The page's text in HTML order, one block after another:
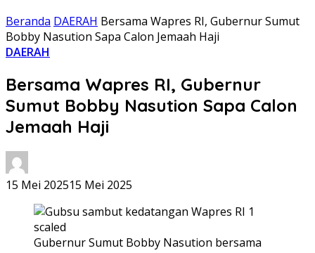
Beranda DAERAH Bersama Wapres RI, Gubernur Sumut
Bobby Nasution Sapa Calon Jemaah Haji
DAERAH
Bersama Wapres RI, Gubernur
Sumut Bobby Nasution Sapa Calon
Jemaah Haji
15 Mei 202515 Mei 2025
Gubernur Sumut Bobby Nasution bersama